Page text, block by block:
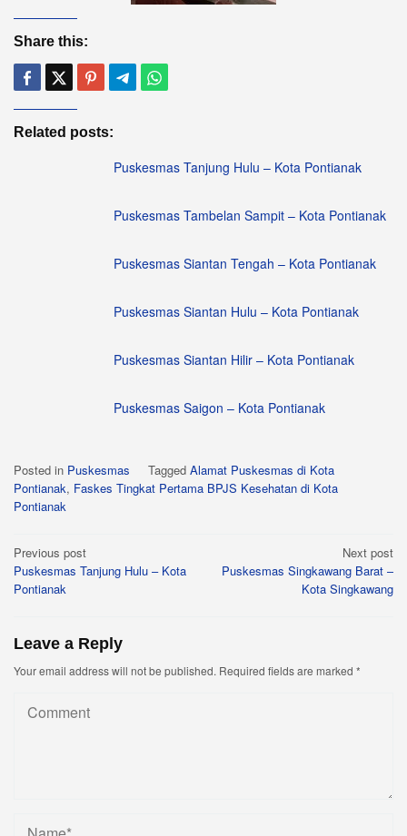
Share this:
Related posts:
Puskesmas Tanjung Hulu – Kota Pontianak
Puskesmas Tambelan Sampit – Kota Pontianak
Puskesmas Siantan Tengah – Kota Pontianak
Puskesmas Siantan Hulu – Kota Pontianak
Puskesmas Siantan Hilir – Kota Pontianak
Puskesmas Saigon – Kota Pontianak
Posted in Puskesmas Tagged Alamat Puskesmas di Kota
Pontianak, Faskes Tingkat Pertama BPJS Kesehatan di Kota
Pontianak
Post
navigation
Previous post
Puskesmas Tanjung Hulu – Kota
Pontianak
Next post
Puskesmas Singkawang Barat –
Kota Singkawang
Leave a Reply
Your email address will not be published. Required fields are marked *